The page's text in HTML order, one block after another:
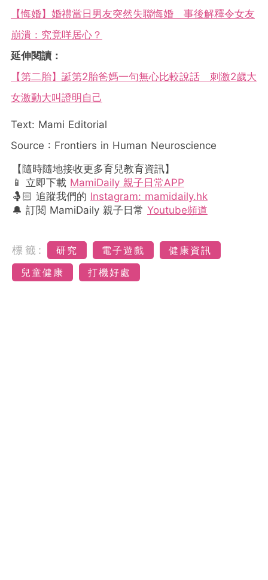
【悔婚】婚禮當日男友突然失聯悔婚 事後解釋令女友
崩潰：究竟咩居心？
延伸閱讀：
【第二胎】誕第2胎爸媽一句無心比較說話 刺激2歲大
女激動大叫證明自己
Text: Mami Editorial
Source : Frontiers in Human Neuroscience
【隨時隨地接收更多育兒教育資訊】
📱 立即下載 MamiDaily 親子日常APP
🤱🏻 追蹤我們的 Instagram: mamidaily.hk
🔔 訂閱 MamiDaily 親子日常 Youtube頻道
標籤: 研究 電子遊戲
健康資訊
兒童健康
打機好處